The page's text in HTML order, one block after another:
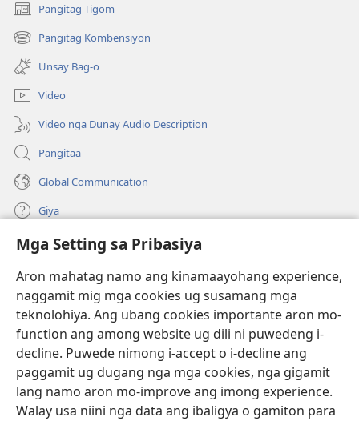
Mga Setting sa Pribasiya
Aron mahatag namo ang kinamaayohang experience,
naggamit mig mga cookies ug susamang mga
teknolohiya. Ang ubang cookies importante aron mo-
function ang among website ug dili ni puwedeng i-
decline. Puwede nimong i-accept o i-decline ang
paggamit ug dugang nga mga cookies, nga gigamit
lang namo aron mo-improve ang imong experience.
Walay usa niini nga data ang ibaligya o gamiton para
Pangitag Tigom
(mo-
open
ug
bag-
ong
window)
Pangitag Kombensiyon
(mo-
open
ug
bag-
ong
window)
Unsay Bag-o
Video
Video nga Dunay Audio Description
Pangitaa
Global Communication
Giya
Donasyon
(mo-
open
bag-
ong
window)
Watchtower ONLINE NGA LIBRARYA
(mo-
open
ug
bag-
window)
JW Hub
(mo-
open
ug
bag-
ong
window)
JW Library
Watchtower Library